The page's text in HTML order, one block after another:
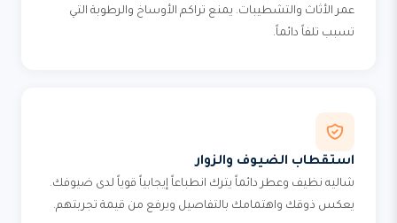
عمر الأثاث والتشطيبات. يمنع تراكم الأوساخ والرطوبة التي
تسبب تلفاً دائماً.
استقطاب الضيوف والزوار
شاليه نظيف وعطر دائماً يترك انطباعاً إيجابياً قوياً لدى ضيوفك.
يعكس ذوقك واهتمامك بالتفاصيل ويرفع من قيمة تجربتهم.